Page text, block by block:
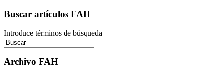
Buscar artículos FAH
Introduce términos de búsqueda
Archivo FAH